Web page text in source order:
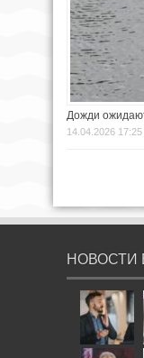
Дожди
14.04.2026 17:25
НОВОСТИ